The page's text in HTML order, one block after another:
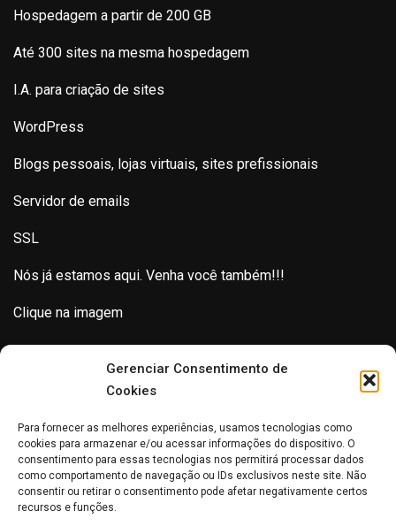
Gerenciar Consentimento de
Cookies
Para fornecer as melhores experiências, usamos tecnologias como
cookies para armazenar e/ou acessar informações do dispositivo. O
consentimento para essas tecnologias nos permitirá processar dados
como comportamento de navegação ou IDs exclusivos neste site. Não
consentir ou retirar o consentimento pode afetar negativamente certos
recursos e funções.
Hospedagem a partir de 200 GB
Até 300 sites na mesma hospedagem
I.A. para criação de sites
WordPress
Blogs pessoais, lojas virtuais, sites prefissionais
Servidor de emails
SSL
Nós já estamos aqui. Venha você também!!!
Clique na imagem